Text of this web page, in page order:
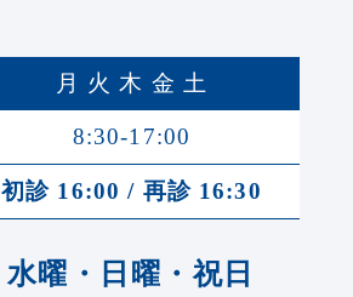
月 火 木 金 土
8:30-17:00
初診 16:00 / 再診 16:30
曜・日曜・祝日